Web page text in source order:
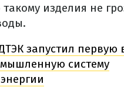
изделия не
запустил первую
систему